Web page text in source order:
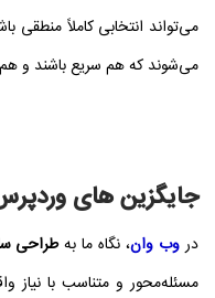
می‌تواند انتخابی کاملاً منطقی
می‌شوند که هم سریع باشند و هم
جایگزین های
در وب وان، نگاه ما بهطراحی
مسئله‌محور و متناسب با نیاز